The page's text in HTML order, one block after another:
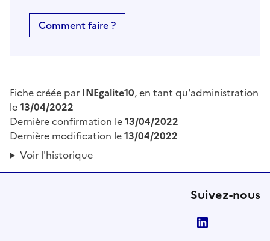
Comment faire ?
Fiche créée par INEgalite10, en tant qu'administration
le13/04/2022
Dernière confirmation le13/04/2022
Dernière modification le13/04/2022
Voir l'historique
Suivez-nous